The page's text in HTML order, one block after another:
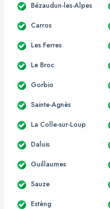
Bézaudun-les-Alpes
Carros
Les Ferres
Le Broc
Gorbio
Sainte-Agnès
La Colle-sur-Loup
Daluis
Guillaumes
Sauze
Estèng